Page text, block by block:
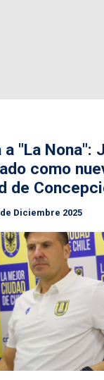
a "La Nona":
como
de
de Diciembre 2025